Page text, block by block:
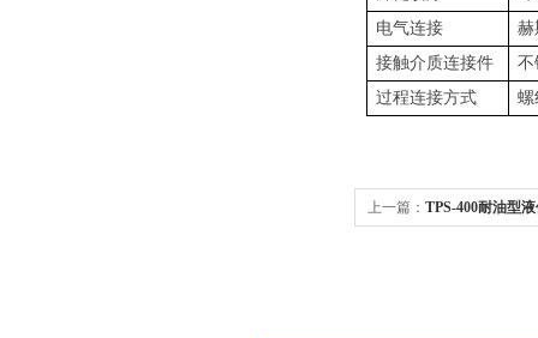
电气连接
赫
接触介质连接件
不
过程连接方式
螺
上一篇： TPS-400耐油型